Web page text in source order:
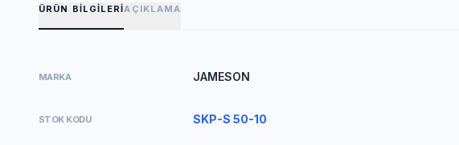
ÜRÜN BILGILERIAÇIKLAMA
MARKA JAMESON
STOK KODU SKP-S 50-10